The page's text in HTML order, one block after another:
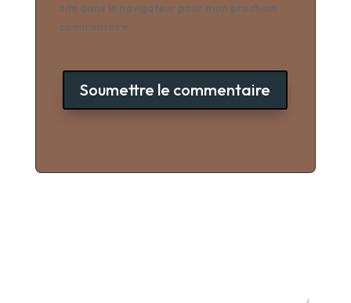
site dans le navigateur pour mon prochain
commentaire.
Soumettre le commentaire